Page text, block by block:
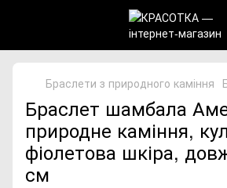
Браслети з природного каміння
Браслет шамбала
природне каміння,
фіолетова шкіра,
см